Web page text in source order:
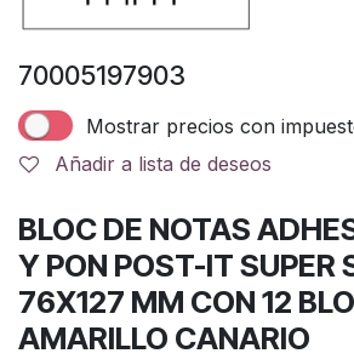
70005197903
Mostrar precios con
Añadir a lista de deseos
BLOC DE NOTAS
Y PON POST-IT SUPER
76X127 MM CON 12
AMARILLO CANARIO